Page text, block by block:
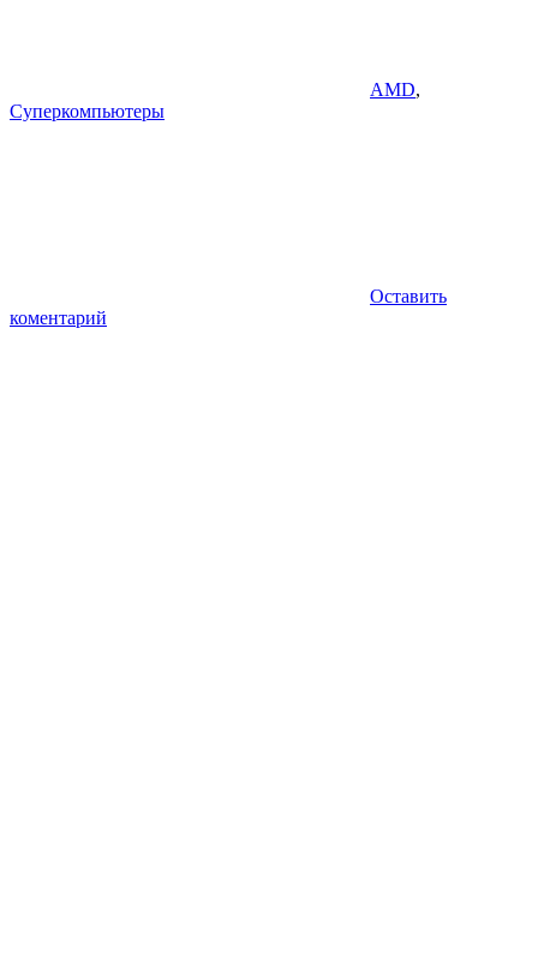
AMD,
Суперкомпьютеры
Оставить
коментарий